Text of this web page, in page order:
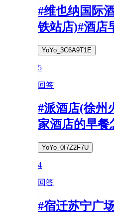
#维也纳国际
铁站店)#酒店
YoYo_3C6A9T1E
5
回答
#派酒店(徐州
家酒店的早餐
YoYo_0I7Z2F7U
4
回答
#宿迁苏宁广